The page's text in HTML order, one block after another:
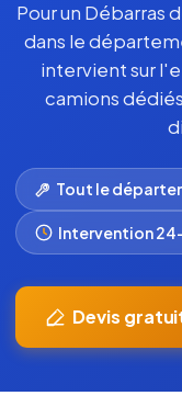
Pour un Débarras
dans le
intervient sur
camions
Tout le
Intervention
Devis